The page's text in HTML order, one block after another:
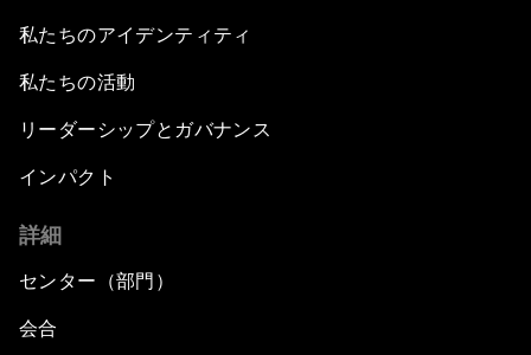
私たちのアイデンティティ
私たちの活動
リーダーシップとガバナンス
インパクト
詳細
センター（部門）
会合